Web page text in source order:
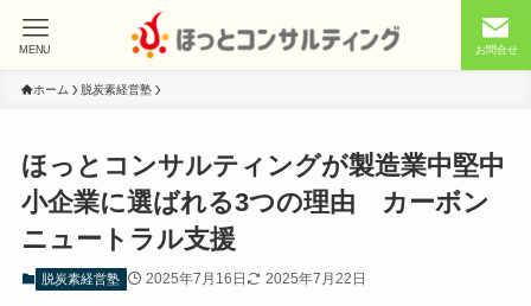
お問合せ
MENU
ホーム 脱炭素経営塾
ほっとコンサルティングが製造業中堅中
小企業に選ばれる3つの理由 カーボン
ニュートラル支援
脱炭素経営塾 2025年7月16日 2025年7月22日